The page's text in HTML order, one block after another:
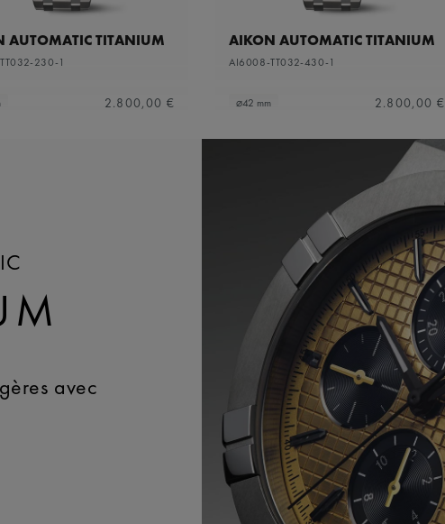
AUTOMATIC TITANIUM
230-1
2.800,00 €
AIKON AUTOMATIC TITANIUM
AI6008-TT032-430-1
⌀42 mm 2.800,00 €
avec